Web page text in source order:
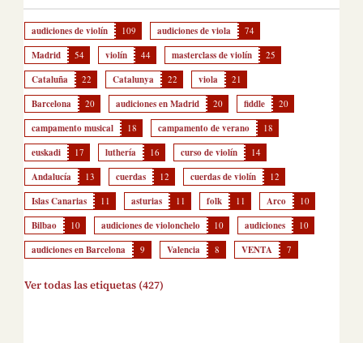
audiciones de violín 109 audiciones de viola 74
Madrid 54 violín 44 masterclass de violín 25
Cataluña 22 Catalunya 22 viola 21
Barcelona 20 audiciones en Madrid 20 fiddle 20
campamento musical 18 campamento de verano 18
euskadi 17 luthería 16 curso de violín 14
Andalucía 13 cuerdas 12 cuerdas de violín 12
Islas Canarias 11 asturias 11 folk 11 Arco 10
Bilbao 10 audiciones de violonchelo 10 audiciones 10
audiciones en Barcelona 9 Valencia 8 VENTA 7
Ver todas las etiquetas (427)